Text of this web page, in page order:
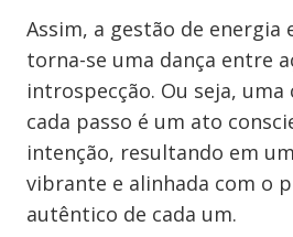
Assim, a gestão de energia
torna-se uma dança entre
introspecção. Ou seja,
cada passo é um ato
intenção, resultando em
vibrante e alinhada com o
autêntico de cada um.